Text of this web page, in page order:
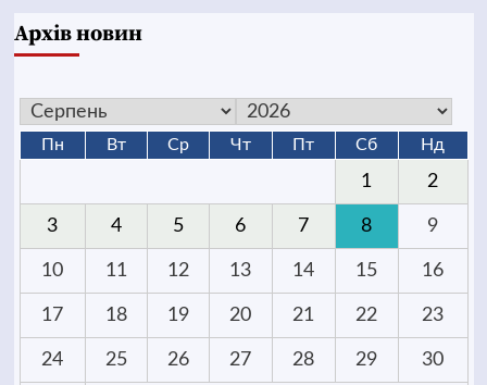
Архів новин
Пн Вт Ср Чт Пт Сб Нд
1 2
3 4 5 6 7 8 9
10 11 12 13 14 15 16
17 18 19 20 21 22 23
24 25 26 27 28 29 30